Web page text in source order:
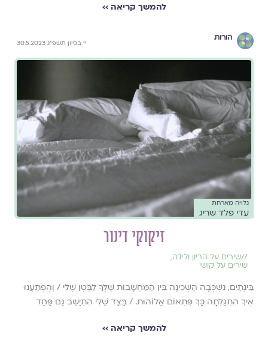
להמשך קריאה ››
הורות
י׳ בסיון תשפ״ג 30.5.2023
גלויה מארחת
עדי פלד שריג
זיקוקי דינור
//שירים על הריון ולידה,
שירים על קושי
בֵּינְתַיִם, נִשְׁכְּבָה הַשְּׁכִינָה בֵּין הַמַּחְשָׁבוֹת שֶׁלְּךָ לַבֶּטֶן שֶׁלִּי / וְהֻפְתַּעְנוּ
אֵיךְ הִתְגַּלְּתָה כָּךְ פִּתְאוֹם אֱלוֹהוּת. / בַּצַּד שֶׁלִּי הִתְיַשֵּׁב גַּם פַּחַד
להמשך קריאה ››